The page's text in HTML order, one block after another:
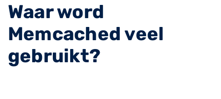
Waar word
Memcached veel
gebruikt?